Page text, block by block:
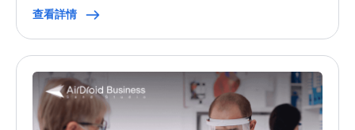
查看詳情